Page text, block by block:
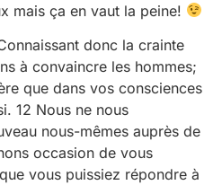
mais ça en vaut la peine!
donc la crainte
à convaincre les hommes;
que dans vos consciences
12 Nous ne nous
nous-mêmes auprès de
occasion de vous
vous puissiez répondre à